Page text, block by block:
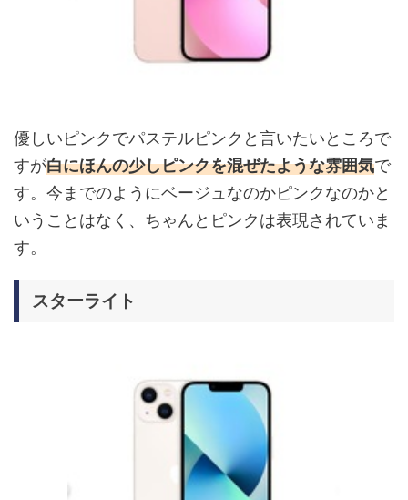
優しいピンクでパステルピンクと言いたいところで
すが白にほんの少しピンクを混ぜたような雰囲気で
す。今までのようにベージュなのかピンクなのかと
いうことはなく、ちゃんとピンクは表現されていま
す。
スターライト